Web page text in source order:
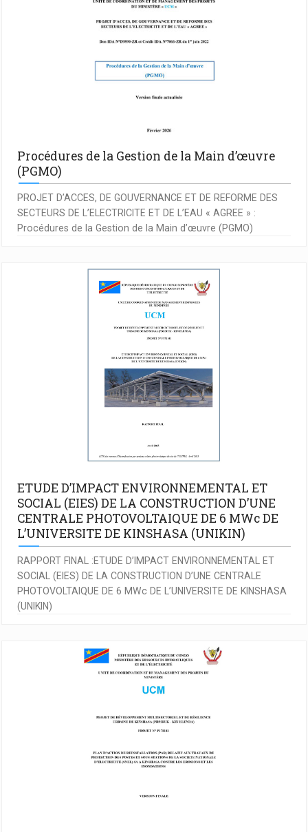
Procédures de la Gestion de la Main d’œuvre
(PGMO)
PROJET D’ACCES, DE GOUVERNANCE ET DE REFORME DES
SECTEURS DE L’ELECTRICITE ET DE L’EAU « AGREE » :
Procédures de la Gestion de la Main d’œuvre (PGMO)
ETUDE D’IMPACT ENVIRONNEMENTAL ET
SOCIAL (EIES) DE LA CONSTRUCTION D’UNE
CENTRALE PHOTOVOLTAIQUE DE 6 MWc DE
L’UNIVERSITE DE KINSHASA (UNIKIN)
RAPPORT FINAL :ETUDE D’IMPACT ENVIRONNEMENTAL ET
SOCIAL (EIES) DE LA CONSTRUCTION D’UNE CENTRALE
PHOTOVOLTAIQUE DE 6 MWc DE L’UNIVERSITE DE KINSHASA
(UNIKIN)